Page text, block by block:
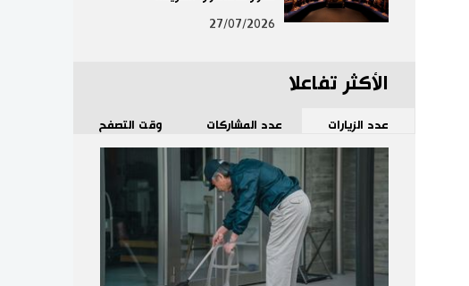
27/07/2026
الأكثر تفاعلا
عدد الزيارات عدد المشاركات وقت التصفح